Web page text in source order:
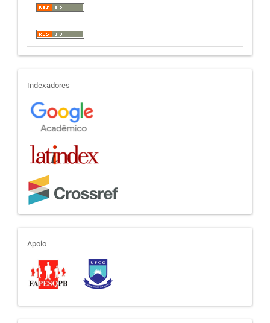
indexadores
Indexadores
apoio
Apoio